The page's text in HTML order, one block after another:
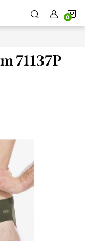
71137P